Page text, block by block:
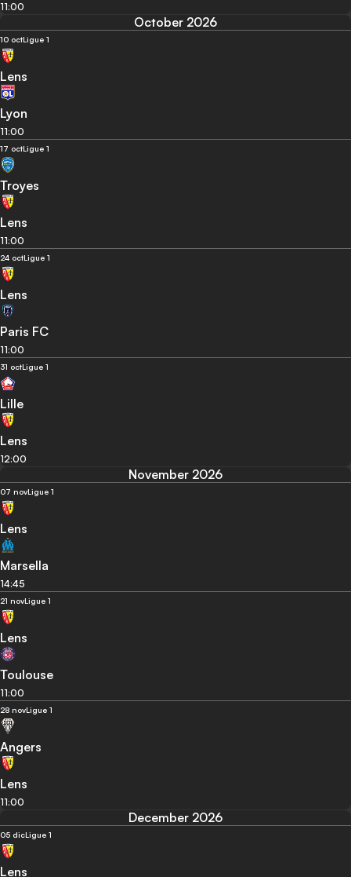
11:00
October 2026
10 octLigue 1
Lens
Lyon
11:00
17 octLigue 1
Troyes
Lens
11:00
24 octLigue 1
Lens
Paris FC
11:00
31 octLigue 1
Lille
Lens
12:00
November 2026
07 novLigue 1
Lens
Marsella
14:45
21 novLigue 1
Lens
Toulouse
11:00
28 novLigue 1
Angers
Lens
11:00
December 2026
05 dicLigue 1
Lens